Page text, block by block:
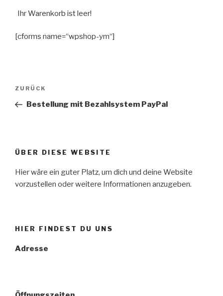
Ihr Warenkorb ist leer!
[cforms name=“wpshop-ym“]
Beitragsnavigation
Vorheriger
Beitrag
ZURÜCK
Bestellung mit Bezahlsystem PayPal
ÜBER DIESE WEBSITE
Hier wäre ein guter Platz, um dich und deine Website
vorzustellen oder weitere Informationen anzugeben.
HIER FINDEST DU UNS
Adresse